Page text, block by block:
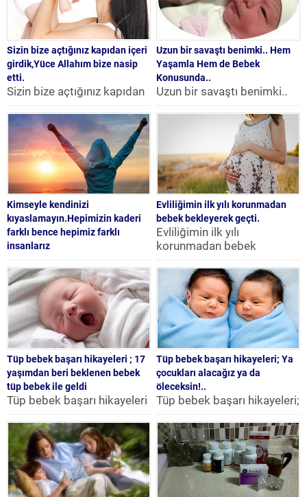
Sizin bize açtığınız kapıdan içeri
girdik,Yüce Allahım bize nasip
etti.
Sizin bize açtığınız kapıdan
içeri girdik,Yüce Allahım
bize nasip etti. Sizin bize
açtığınız kapıdan içeri...
Uzun bir savaştı benimki.. Hem
Yaşamla Hem de Bebek
Konusunda..
Uzun bir savaştı benimki..
Hem Yaşamla Hem de
Bebek Konusunda..
Merhaba arkadaşlar, Ben bu
Kimseyle kendinizi
kıyaslamayın.Hepimizin kaderi
farklı bence hepimiz farklı
insanlarız
Kimseyle kendinizi
kıyaslamayın.Hepimizin
kaderi farklı bence hepimiz
farklı insanlarız. , Ben 23
yasındayım ve
memurum.18...
Evliliğimin ilk yılı korunmadan
bebek bekleyerek geçti.
Evliliğimin ilk yılı
korunmadan bebek
bekleyerek geçti.
Merhabalar Benim hikayem
çok uzun değil, elbette ki
bu...
Tüp bebek başarı hikayeleri ; 17
yaşımdan beri beklenen bebek
tüp bebek ile geldi
Tüp bebek başarı hikayeleri
; 17 yaşımdan beri beklenen
bebek tüp bebek ile geldi
21.07.2002...
Tüp bebek başarı hikayeleri; Ya
çocukları alacağız ya da
öleceksin!..
Tüp bebek başarı hikayeleri;
Ya çocukları alacağız ya da
öleceksin!.. Erzurum
doğumluyum 19 yıldır
evliyim...